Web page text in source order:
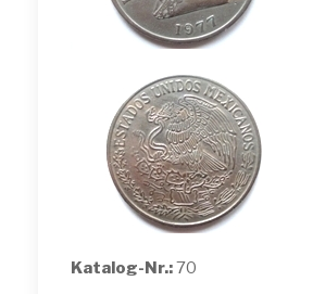
Katalog-Nr.:70